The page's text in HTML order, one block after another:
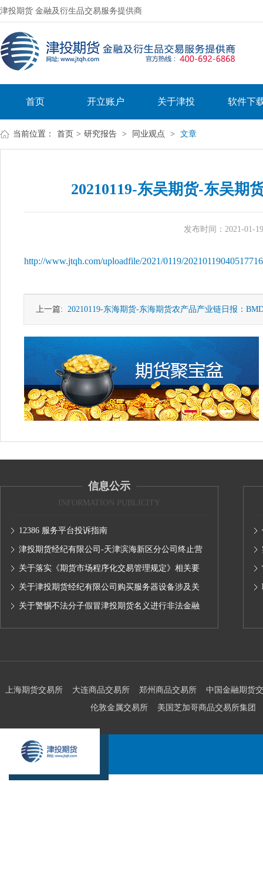
津投期货 金融及衍生品交易服务提供商
首页 开立账户 关于津投 软件下
当前位置： 首页 > 研究报告 > 同业观点 > 文章
20210119-东吴期货-东吴期
发布时间：2021-01-
http://www.jtqh.com/uploadfile/2021/0119/
上一篇: 20210119-东海期货-东海期货农产品产业链日报：
信息公示
INFORMATION PUBLICITY
12386 服务平台投诉指南
津投期货经纪有限公司-天津滨海新区分公司终止营
业的公告
关于落实《期货市场程序化交易管理规定》相关要
求,无限易终端版本调整及客户通知
关于津投期货经纪有限公司购买服务器设备涉及关
联交易情况的公示
关于警惕不法分子假冒津投期货名义进行非法金融
上海期货交易所 大连商品交易所 郑州商品交易所
中国金融期货
伦敦金属交易所
美国芝加哥商品交易所集团